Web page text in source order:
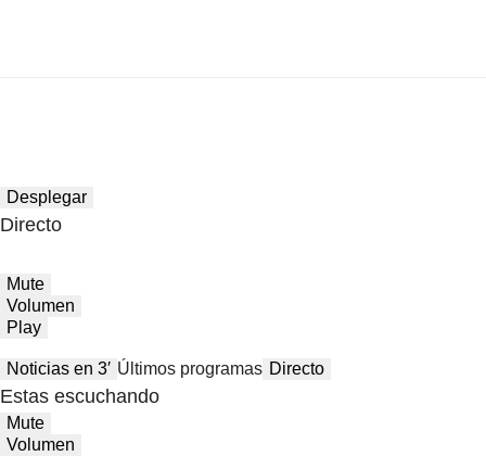
Desplegar
Directo
Mute
Volumen
Play
Noticias en 3′ Últimos programas Directo
Estas escuchando
Mute
Volumen